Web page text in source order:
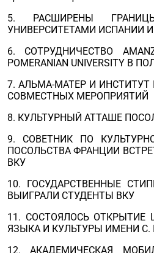
5. РАСШИРЕНЫ
УНИВЕРСИТЕТАМИ ИСПАНИИ
6. СОТРУДНИЧЕСТВО
POMERANIAN UNIVERSITY В
7. АЛЬМА-МАТЕР И
СОВМЕСТНЫХ МЕРОПРИЯТИЙ
8. КУЛЬТУРНЫЙ АТТАШЕ
9. СОВЕТНИК ПО
ПОСОЛЬСТВА ФРАНЦИИ
ВКУ
10. ГОСУДАРСТВЕННЫЕ
ВЫИГРАЛИ СТУДЕНТЫ ВКУ
11. СОСТОЯЛОСЬ ОТКРЫТИЕ
ЯЗЫКА И КУЛЬТУРЫ ИМЕНИ
12. АКАДЕМИЧЕСКАЯ